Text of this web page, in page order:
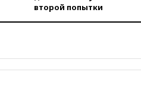
второй попытки